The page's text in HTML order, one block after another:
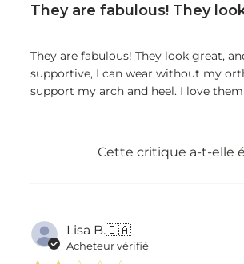
They are fabulous! They
They are fabulous! They look great,
supportive, I can wear without my
support my arch and heel. I love
Cette critique a-t-elle
Lisa B.🇨🇦
Acheteur vérifié